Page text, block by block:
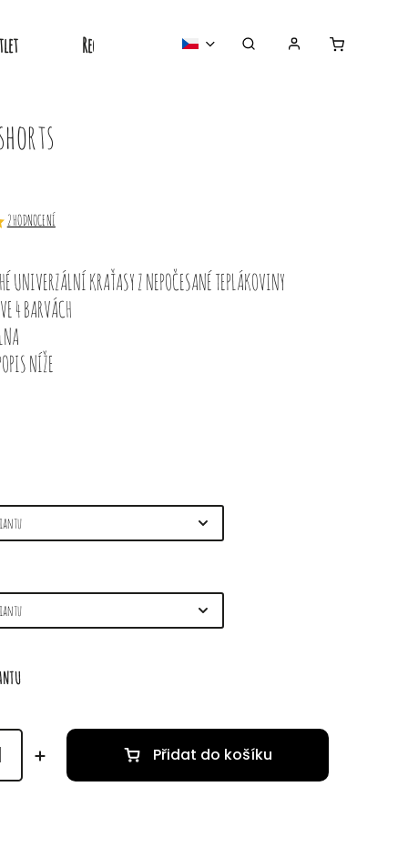
Recyklované Nejprodávanější
2 HODNOCENÍ
UNIVERZÁLNÍ KRAŤASY Z NEPOČESANÉ TEPLÁKOVINY
4 BARVÁCH
NÍŽE
Přidat do košíku